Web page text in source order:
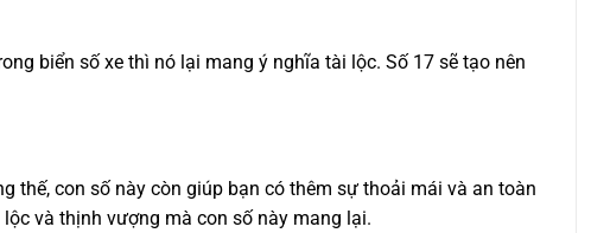
biển số xe thì nó lại mang ý nghĩa tài lộc. Số 17 sẽ tạo nên
thế, con số này còn giúp bạn có thêm sự thoải mái và an toàn
và thịnh vượng mà con số này mang lại.